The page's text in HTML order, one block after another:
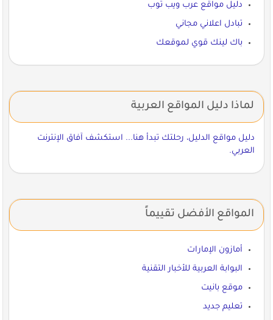
دليل مواقع عرب ويب توب
تبادل اعلاني مجاني
باك لينك قوي لموقعك
لماذا دليل المواقع العربية
دليل مواقع الدليل، رحلتك تبدأ هنا... استكشف آفاق الإنترنت
العربي.
المواقع الأفضل تقييماً
أمازون الإمارات
البوابة العربية للأخبار التقنية
موقع بانيت
تعليم جديد